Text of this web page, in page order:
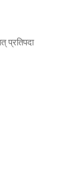
प्रतिपदा